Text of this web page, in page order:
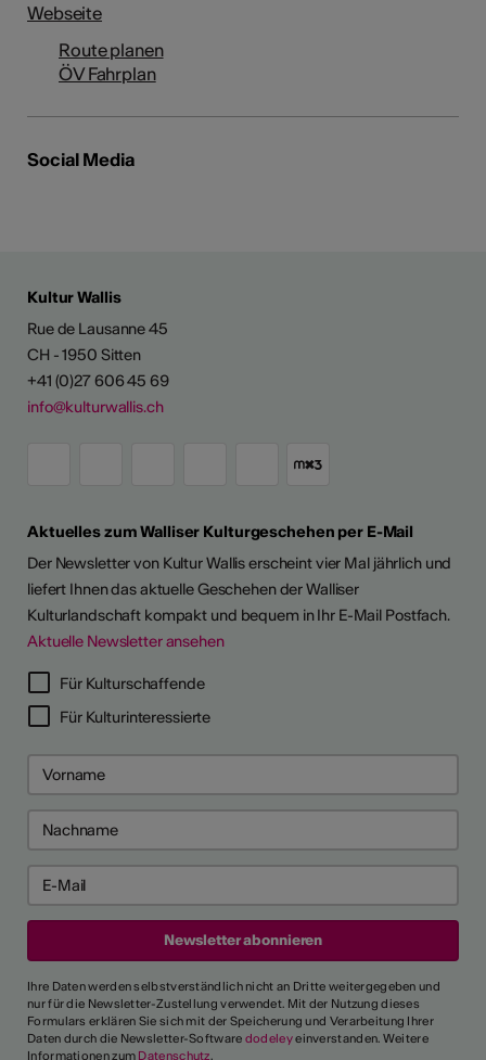
Webseite
Route planen
ÖV Fahrplan
Social Media
Kultur Wallis
Rue de Lausanne 45
CH - 1950 Sitten
+41 (0)27 606 45 69
info@kulturwallis.ch
Aktuelles zum Walliser Kulturgeschehen per E-Mail
Der Newsletter von Kultur Wallis erscheint vier Mal jährlich und
liefert Ihnen das aktuelle Geschehen der Walliser
Kulturlandschaft kompakt und bequem in Ihr E-Mail Postfach.
Aktuelle Newsletter ansehen
Für Kulturschaffende
Für Kulturinteressierte
Ihre Daten werden selbstverständlich nicht an Dritte weitergegeben und
nur für die Newsletter-Zustellung verwendet. Mit der Nutzung dieses
Formulars erklären Sie sich mit der Speicherung und Verarbeitung Ihrer
Daten durch die Newsletter-Software dodeleyeinverstanden. Weitere
Informationen zum Datenschutz.